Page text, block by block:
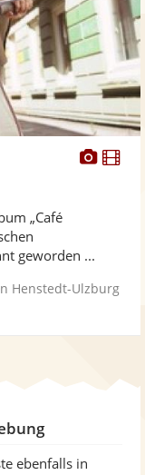
„Café
geworden ...
Henstedt-Ulzburg
ebenfalls in